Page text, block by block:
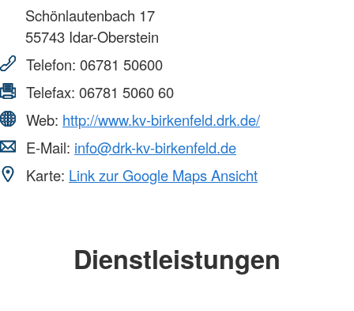
Schönlautenbach 17
55743 Idar-Oberstein
Telefon: 06781 50600
Telefax: 06781 5060 60
Web: http://www.kv-birkenfeld.drk.de/
E-Mail: info@drk-kv-birkenfeld.de
Karte: Link zur Google Maps Ansicht
Dienstleistungen